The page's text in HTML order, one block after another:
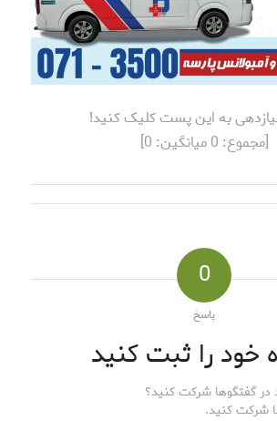
به این پست کلیک کنید!
[مجموع: 0میانگین: 0
]
0
پاسخ
خود را ثبت کنید
در گفتگوها شرکت کنید؟
شرکت کنید.